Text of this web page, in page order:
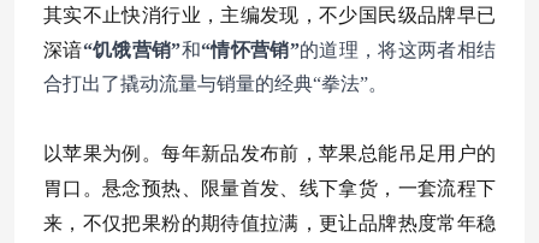
其实不止快消行业，主编发现，不少国民级品牌早已
深谙“饥饿营销”和“情怀营销”的道理，将这两者相结
合打出了撬动流量与销量的经典“拳法”。
以苹果为例。每年新品发布前，苹果总能吊足用户的
胃口。悬念预热、限量首发、线下拿货，一套流程下
来，不仅把果粉的期待值拉满，更让品牌热度常年稳